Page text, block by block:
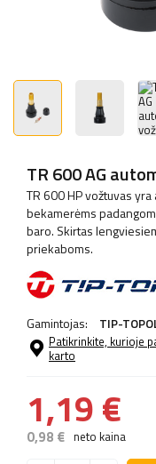
TR 600 AG
TR 600 HP vožtuvas
bekamerėms
baro. Skirtas
priekaboms.
Gamintojas: TIP-
Patikrinkite, kurioje
karto
1,19 €
0,98 € neto kaina